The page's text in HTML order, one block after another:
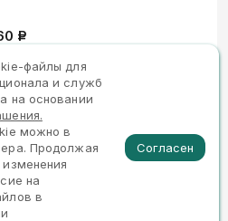
Р
шт.
В корзину 1 шт.
А3 8л., голубая, на
файлы для
и служб
на основании
можно в
Продолжая
на
в
Согласен